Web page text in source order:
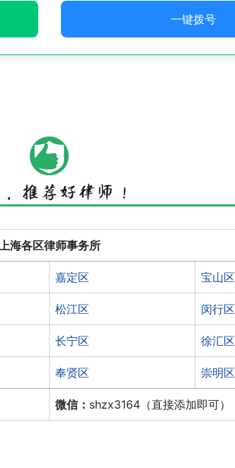
一键拨号
海各区律师事务所
嘉定区 宝山区
松江区 闵行区
长宁区 徐汇区
奉贤区 崇明区
微信： shzx3164（直接添加即可）